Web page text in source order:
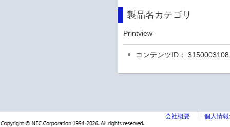
製品名カテゴリ
Printview
コンテンツID： 3150003108
会社概要 個人情